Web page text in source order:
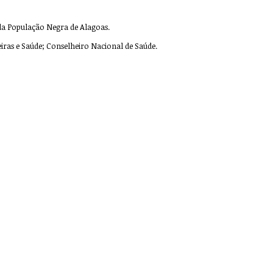
População Negra de Alagoas.
e Saúde; Conselheiro Nacional de Saúde.